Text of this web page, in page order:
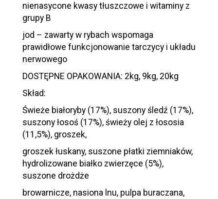
nienasycone kwasy tłuszczowe i witaminy z
grupy B
jod – zawarty w rybach wspomaga
prawidłowe funkcjonowanie tarczycy i układu
nerwowego
DOSTĘPNE OPAKOWANIA: 2kg, 9kg, 20kg
Skład:
Świeże białoryby (17%), suszony śledź (17%),
suszony łosoś (17%), świeży olej z łososia
(11,5%), groszek,
groszek łuskany, suszone płatki ziemniaków,
hydrolizowane białko zwierzęce (5%),
suszone drożdże
browarnicze, nasiona lnu, pulpa buraczana,